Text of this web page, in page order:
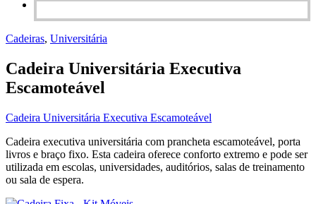
Cadeiras, Universitária
Cadeira Universitária Executiva
Escamoteável
Cadeira Universitária Executiva Escamoteável
Cadeira executiva universitária com prancheta escamoteável, porta
livros e braço fixo. Esta cadeira oferece conforto extremo e pode ser
utilizada em escolas, universidades, auditórios, salas de treinamento
ou sala de espera.